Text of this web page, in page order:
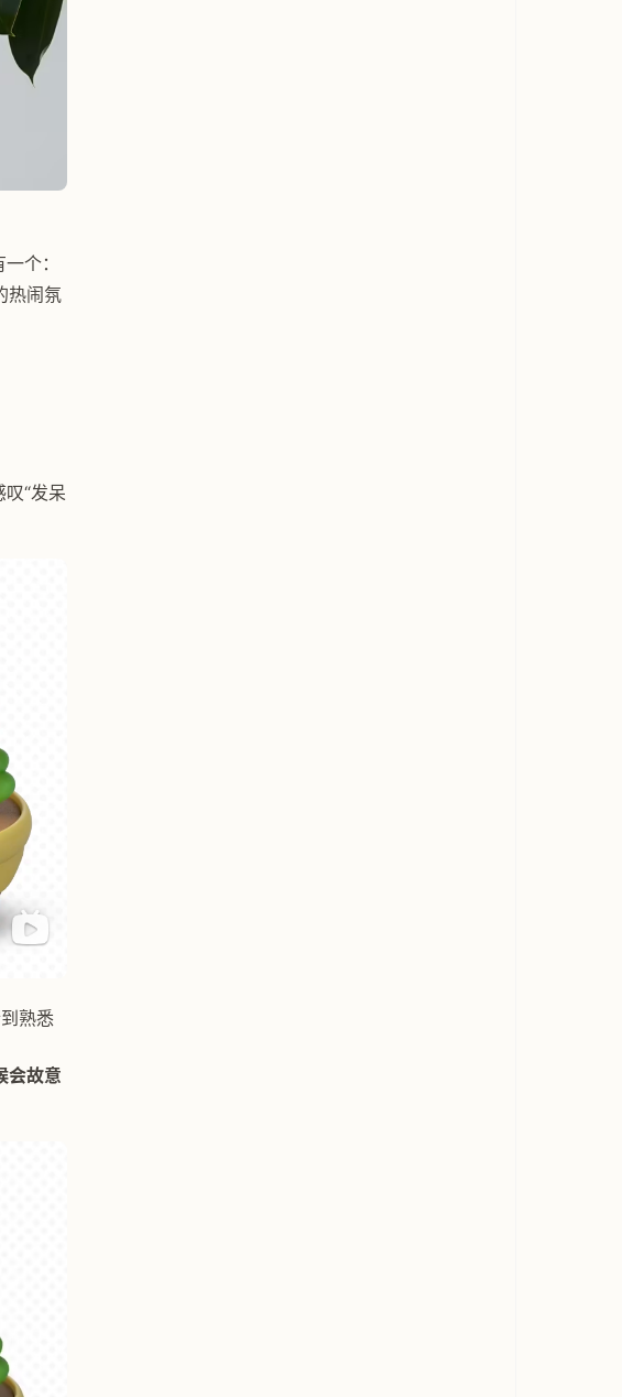
个：
热闹氛
“发呆
熟悉
会故意